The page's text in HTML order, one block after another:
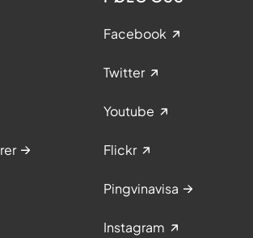
Facebook
Twitter
Youtube
Flickr
Pingvinavisa
Instagram